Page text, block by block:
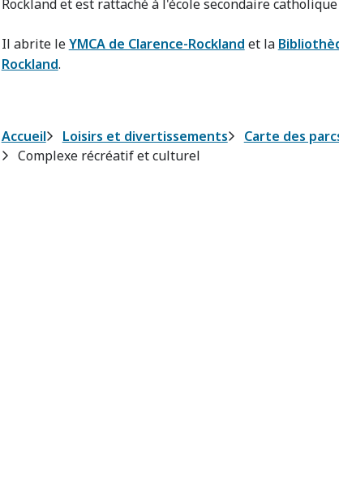
Rockland et est rattaché à l'école secondaire catholique
Il abrite leYMCA de Clarence-Rockland et la
Rockland.
Fil
Accueil Loisirs et divertissements
Carte des
Complexe récréatif et culturel